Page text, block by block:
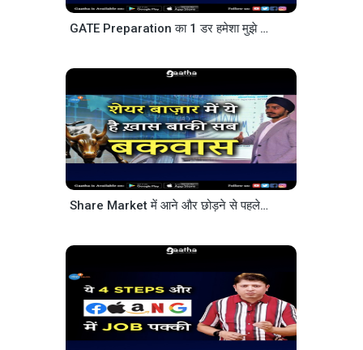
GATE Preparation का 1 डर हमेशा मुझे खाता था @Umesh Dhande Josh Talks Hindi
Share Market में आने और छोड़ने से पहले ये बातें जान लेना